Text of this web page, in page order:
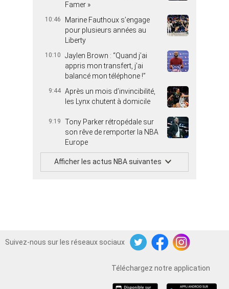
Famer »
10:46
Marine Fauthoux s’engage
pour plusieurs années au
Liberty
10:10
Jaylen Brown : “Quand j’ai
appris mon transfert, j’ai
balancé mon téléphone !”
9:44 Après un mois d’invincibilité,
les Lynx chutent à domicile
9:19
Tony Parker rétropédale sur
son rêve de remporter la NBA
Europe
Afficher les actus NBA suivantes
Suivez-nous sur les réseaux sociaux
TwitterFacebookInstagram
Téléchargez notre application